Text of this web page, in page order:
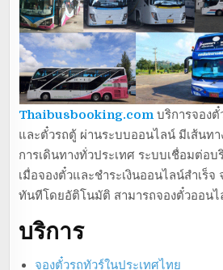
Thaibusbooking.com บริการจอง
และตั๋วรถตู้ ผ่านระบบออนไลน์ มีเส้นท
การเดินทางทั่วประเทศ ระบบเชื่อมต่อบ
เมื่อจองตั๋วและชำระเงินออนไลน์สำเร็
ทันทีโดยอัติโนมัติ สามารถจองตั๋วออน
บริการ
จองตั๋วรถทัวร์ในประเทศไทย